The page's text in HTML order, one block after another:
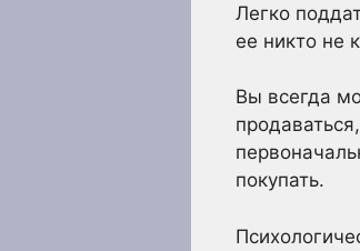
Легко
ее никто не
Вы всегда
покупать.